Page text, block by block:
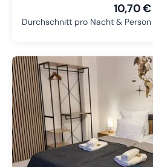
10,70 €
Durchschnitt pro Nacht & Person